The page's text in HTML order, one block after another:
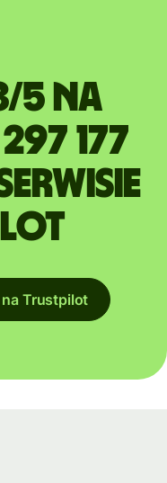
5 na
177
Trustpilot